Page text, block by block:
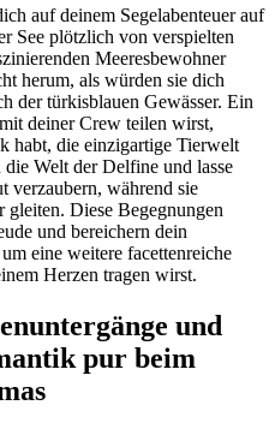
auf deinem Segelabenteuer auf
See plötzlich von verspielten
Meeresbewohner
herum, als würden sie dich
der türkisblauen Gewässer. Ein
deiner Crew teilen wirst,
habt, die einzigartige Tierwelt
Welt der Delfine und lasse
verzaubern, während sie
gleiten. Diese Begegnungen
und bereichern dein
eine weitere facettenreiche
Herzen tragen wirst.
und
pur beim